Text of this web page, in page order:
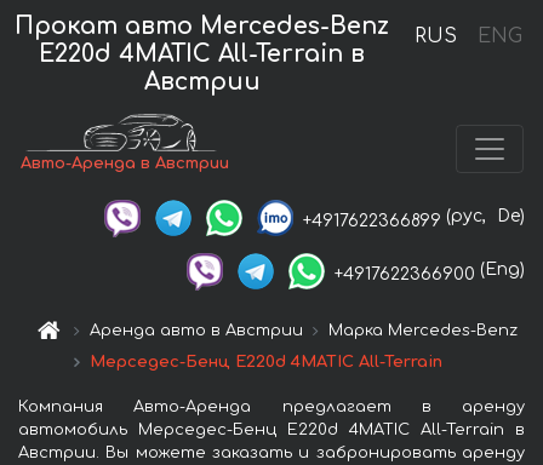
RUS ENG
Прокат авто Mercedes-Benz
E220d 4MATIC All-Terrain в
Австрии
Авто-Аренда в Австрии
+4917622366899 (рус, De)
+4917622366900 (Eng)
Аренда авто в Австрии
Марка Mercedes-Benz
Мерседес-Бенц E220d 4MATIC All-Terrain
Компания Авто-Аренда предлагает в аренду
автомобиль Мерседес-Бенц E220d 4MATIC All-Terrain в
Австрии. Вы можете заказать и забронировать аренду